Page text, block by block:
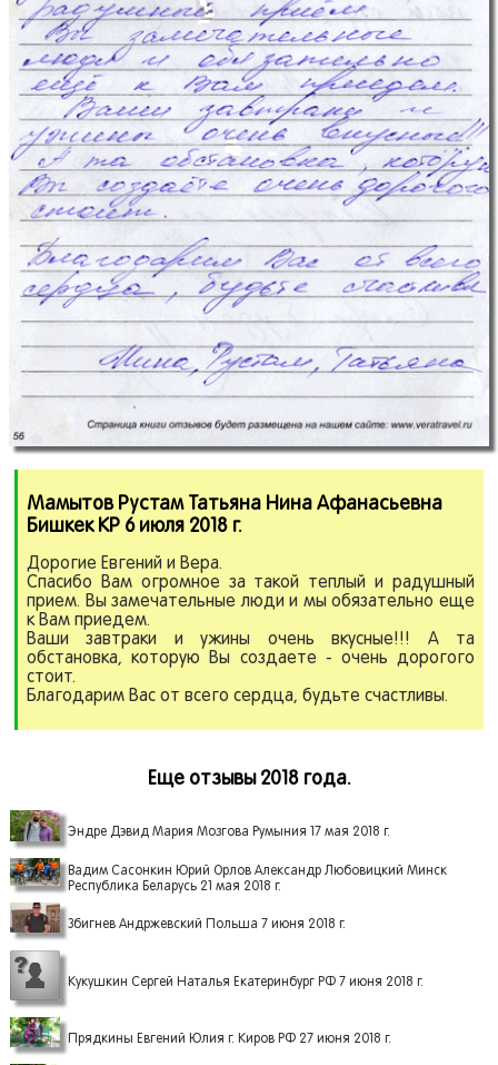
Мамытов Рустам Татьяна Нина Афанасьевна
Бишкек КР 6 июля 2018 г.
Дорогие Евгений и Вера.
Спасибо Вам огромное за такой теплый и радушный
прием. Вы замечательные люди и мы обязательно еще
к Вам приедем.
Ваши завтраки и ужины очень вкусные!!! А та
обстановка, которую Вы создаете - очень дорогого
стоит.
Благодарим Вас от всего сердца, будьте счастливы.
Еще отзывы 2018 года.
Эндре Дэвид Мария Мозгова Румыния 17 мая 2018 г.
Вадим Сасонкин Юрий Орлов Александр Любовицкий Минск
Республика Беларусь 21 мая 2018 г.
Збигнев Андржевский Польша 7 июня 2018 г.
Кукушкин Сергей Наталья Екатеринбург РФ 7 июня 2018 г.
Прядкины Евгений Юлия г. Киров РФ 27 июня 2018 г.